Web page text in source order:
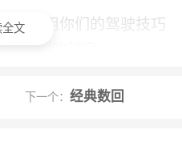
之中用你们的驾驶技巧
升级解锁全新的僚机，
个又一个的难关，克服
全文
下一个： 经典数回